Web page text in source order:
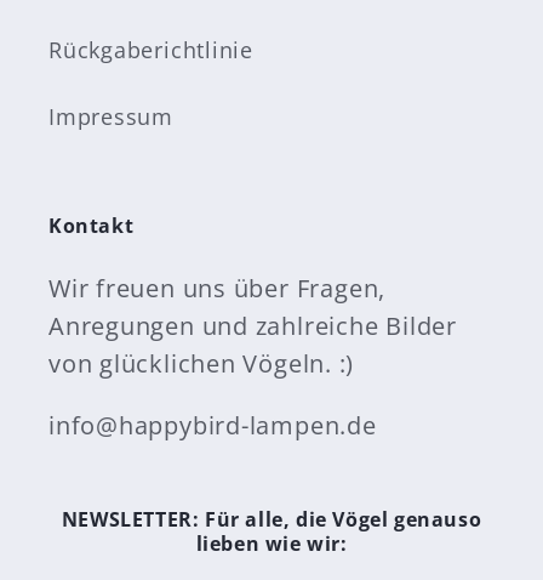
Rückgaberichtlinie
Impressum
Kontakt
Wir freuen uns über Fragen,
Anregungen und zahlreiche Bilder
von glücklichen Vögeln. :)
info@happybird-lampen.de
NEWSLETTER: Für alle, die Vögel genauso
lieben wie wir: